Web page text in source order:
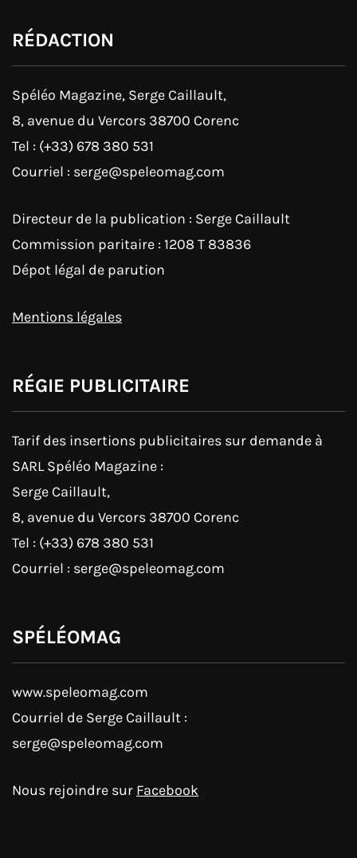
RÉDACTION
Spéléo Magazine, Serge Caillault,
8, avenue du Vercors 38700 Corenc
Tel : (+33) 678 380 531
Courriel : serge@speleomag.com
Directeur de la publication : Serge Caillault
Commission paritaire : 1208 T 83836
Dépot légal de parution
Mentions légales
RÉGIE PUBLICITAIRE
Tarif des insertions publicitaires sur demande à
SARL Spéléo Magazine :
Serge Caillault,
8, avenue du Vercors 38700 Corenc
Tel : (+33) 678 380 531
Courriel : serge@speleomag.com
SPÉLÉOMAG
www.speleomag.com
Courriel de Serge Caillault :
serge@speleomag.com
Nous rejoindre sur Facebook